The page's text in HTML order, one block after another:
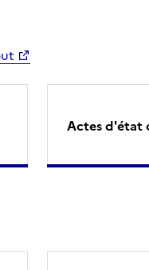
Actes d'état